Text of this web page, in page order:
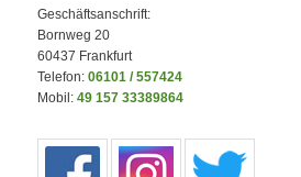
Geschäftsanschrift:
Bornweg 20
60437 Frankfurt
Telefon:06101 / 557424
Mobil:49 157 33389864